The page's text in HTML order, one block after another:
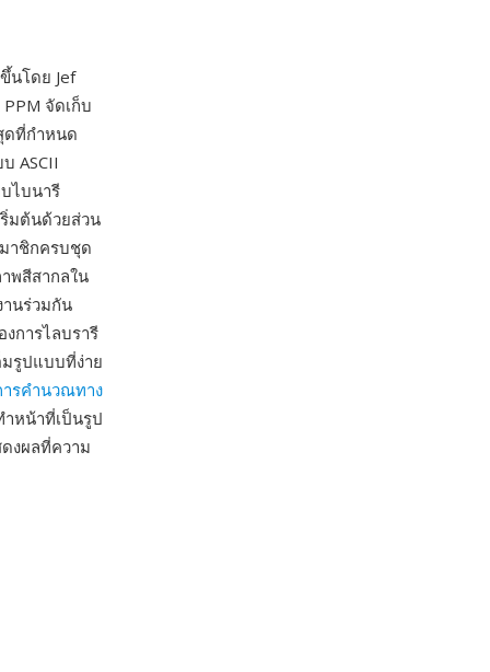
นโดย Jef
จัดเก็บ
ดที่กำหนด
ASCII
ไบนารี
มต้นด้วยส่วน
าชิกครบชุด
พสีสากลใน
นร่วมกัน
การไลบรารี
รูปแบบที่ง่าย
ารคำนวณทาง
ำหน้าที่เป็นรูป
งผลที่ความ